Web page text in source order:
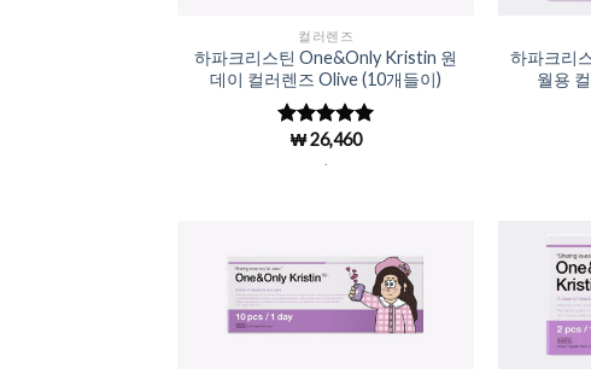
컬러렌즈
하파크리스틴 One&Only Kristin 원
데이 컬러렌즈 Olive (10개들이)
5 중에서
로 평
₩26,460
하파크리
월용
Add to
Wishlist